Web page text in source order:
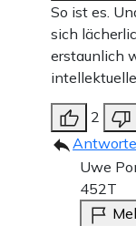
So ist es.
sich
erstaunlich
2
Uwe
452T